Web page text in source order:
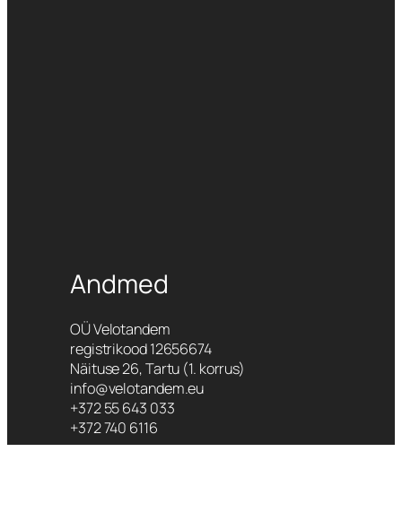
Andmed
OÜ Velotandem
registrikood 12656674
Näituse 26, Tartu (1. korrus)
info@velotandem.eu
+372 55 643 033
+372 740 6116